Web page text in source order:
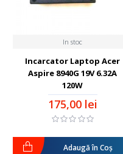
In stoc
Incarcator Laptop Acer
Aspire 8940G 19V 6.32A
120W
175,00 lei
Adaugă în Coş